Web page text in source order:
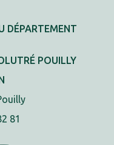
DÉPARTEMENT
POUILLY
81